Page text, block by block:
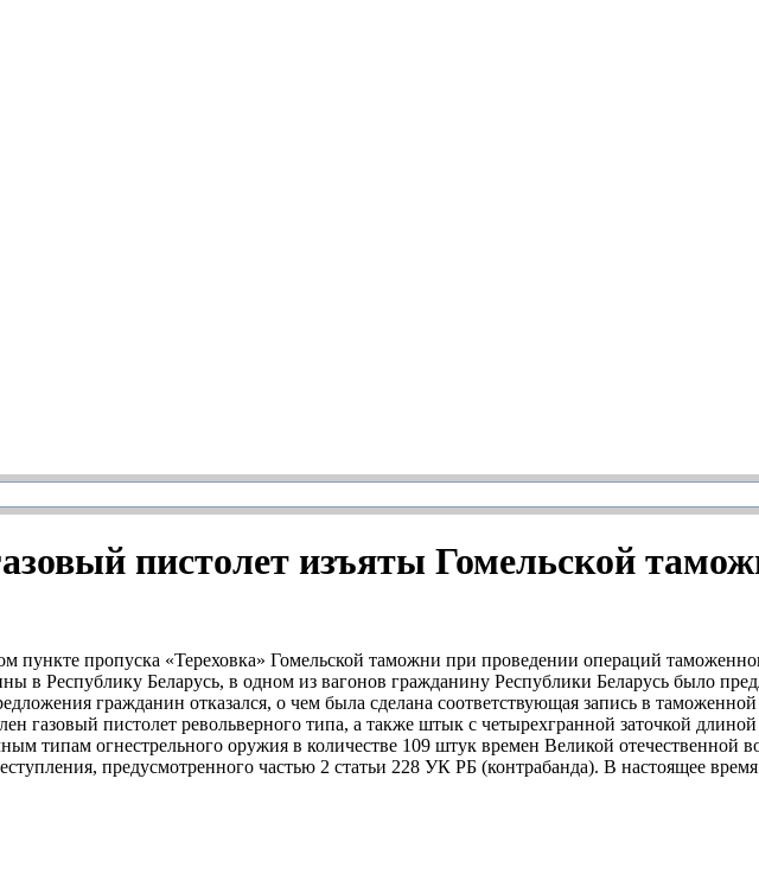
пистолет изъяты Гомельской
пункте пропуска «Тереховка» Гомельской таможни при проведении операций
в Республику Беларусь, в одном из вагонов гражданину Республики Беларусь было
гражданин отказался, о чем была сделана соответствующая запись в
газовый пистолет револьверного типа, а также штык с четырехгранной заточкой
типам огнестрельного оружия в количестве 109 штук времен Великой отечественной
предусмотренного частью 2 статьи 228 УК РБ (контрабанда). В настоящее время